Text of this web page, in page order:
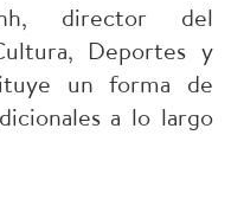
director del
Deportes y
un forma de
a lo largo